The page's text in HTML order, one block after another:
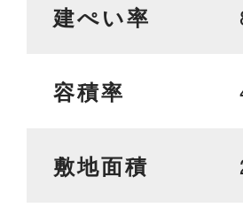
建ぺい率
容積率
敷地面積